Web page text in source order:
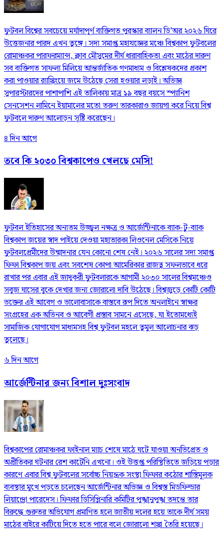
ফুটবল বিশ্বের সবচেয়ে মর্যাদাপূর্ণ ব্যক্তিগত পুরস্কার ব্যালন ডি’অর ২০২৬ ঘিরে
উত্তেজনার পারদ এখন তুঙ্গে। সদ্য সমাপ্ত মহাযজ্ঞের মঞ্চে বিশ্বকাপ ফুটবলের
রোমাঞ্চকর পারফরম্যান্স, ক্লাব মৌসুমের দীর্ঘ ধারাবাহিকতা এবং মাঠের দারুণ
সব ব্যক্তিগত সাফল্য মিলিয়ে আন্তর্জাতিক গণমাধ্যম ও বিশ্লেষকদের প্রকাশ
করা পাওয়ার র‍্যাঙ্কিংয়ে জমে উঠেছে সেরা হওয়ার লড়াই। অভিজ্ঞ
সুপারস্টারদের পাশাপাশি এই তালিকায় মাত্র ১৯ বছর বয়সে স্প্যানিশ
সেনসেশন লামিনে ইয়ামালের মতো তরুণ তারকারাও জায়গা করে নিয়ে বিশ্ব
ফুটবলে দারুণ আলোড়ন সৃষ্টি করেছেন।
৪ দিন আগে
তবে কি ২০৩০ বিশ্বকাপেও খেলছে মেসি!
ফুটবল ইতিহাসের অন্যতম উজ্জ্বল নক্ষত্র ও আর্জেন্টিনাকে ব্যাক-টু-ব্যাক
বিশ্বকাপ জয়ের স্বাদ পাইয়ে দেওয়া মহাতারকা লিওনেল মেসিকে নিয়ে
ফুটবলপ্রেমীদের উন্মাদনার যেন কোনো শেষ নেই। ২০২৬ সালের সদ্য সমাপ্ত
ফিফা বিশ্বকাপ জয় এবং সবশেষ কোপা আমেরিকার রাজত্ব সফলভাবে ধরে
রাখার পর এবার এই জাদুকরী ফুটবলারকে আগামী ২০৩০ সালের বিশ্বমঞ্চেও
সবুজ ঘাসের বুকে দেখার জন্য জোরালো দাবি উঠেছে। বিশ্বজুড়ে কোটি কোটি
ভক্তের এই আবেগ ও ভালোবাসাকে বাস্তবে রূপ দিতে অনলাইনে স্বাক্ষর
সংগ্রহের এক অভিনব ও আবেগী প্রস্তাব সামনে এসেছে, যা ইতোমধ্যেই
সামাজিক যোগাযোগ মাধ্যমসহ বিশ্ব ফুটবল মহলে তুমুল আলোচনার ঝড়
তুলেছে।
৬ দিন আগে
আর্জেন্টিনার জন্য বিশাল দুঃসংবাদ
বিশ্বকাপের রোমাঞ্চকর ফাইনাল ম্যাচ শেষে মাঠে ঘটে যাওয়া অনভিপ্রেত ও
অপ্রীতিকর ঘটনার রেশ কাটেনি এখনো। ওই উত্তপ্ত পরিস্থিতিতে জড়িয়ে পড়ার
কারণে এবার বিশ্ব ফুটবলের সর্বোচ্চ নিয়ন্ত্রক সংস্থা ফিফার কঠোর শাস্তিমূলক
ব্যবস্থার মুখে পড়তে চলেছেন আর্জেন্টিনার অভিজ্ঞ ও বিশ্বস্ত মিডফিল্ডার
লিয়ান্দ্রো পারেদেস। ফিফার ডিসিপ্লিনারি কমিটির পুঙ্খানুপুঙ্খ তদন্তে তার
বিরুদ্ধে গুরুতর অভিযোগ প্রমাণিত হলে জাতীয় দলের হয়ে তাকে দীর্ঘ সময়
মাঠের বাইরে কাটিয়ে দিতে হতে পারে বলে জোরালো শঙ্কা তৈরি হয়েছে।